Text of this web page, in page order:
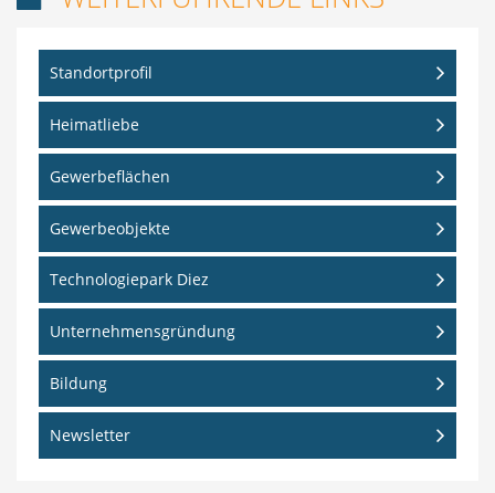
Standortprofil
Heimatliebe
Gewerbeflächen
Gewerbeobjekte
Technologiepark Diez
Unternehmensgründung
Bildung
Newsletter